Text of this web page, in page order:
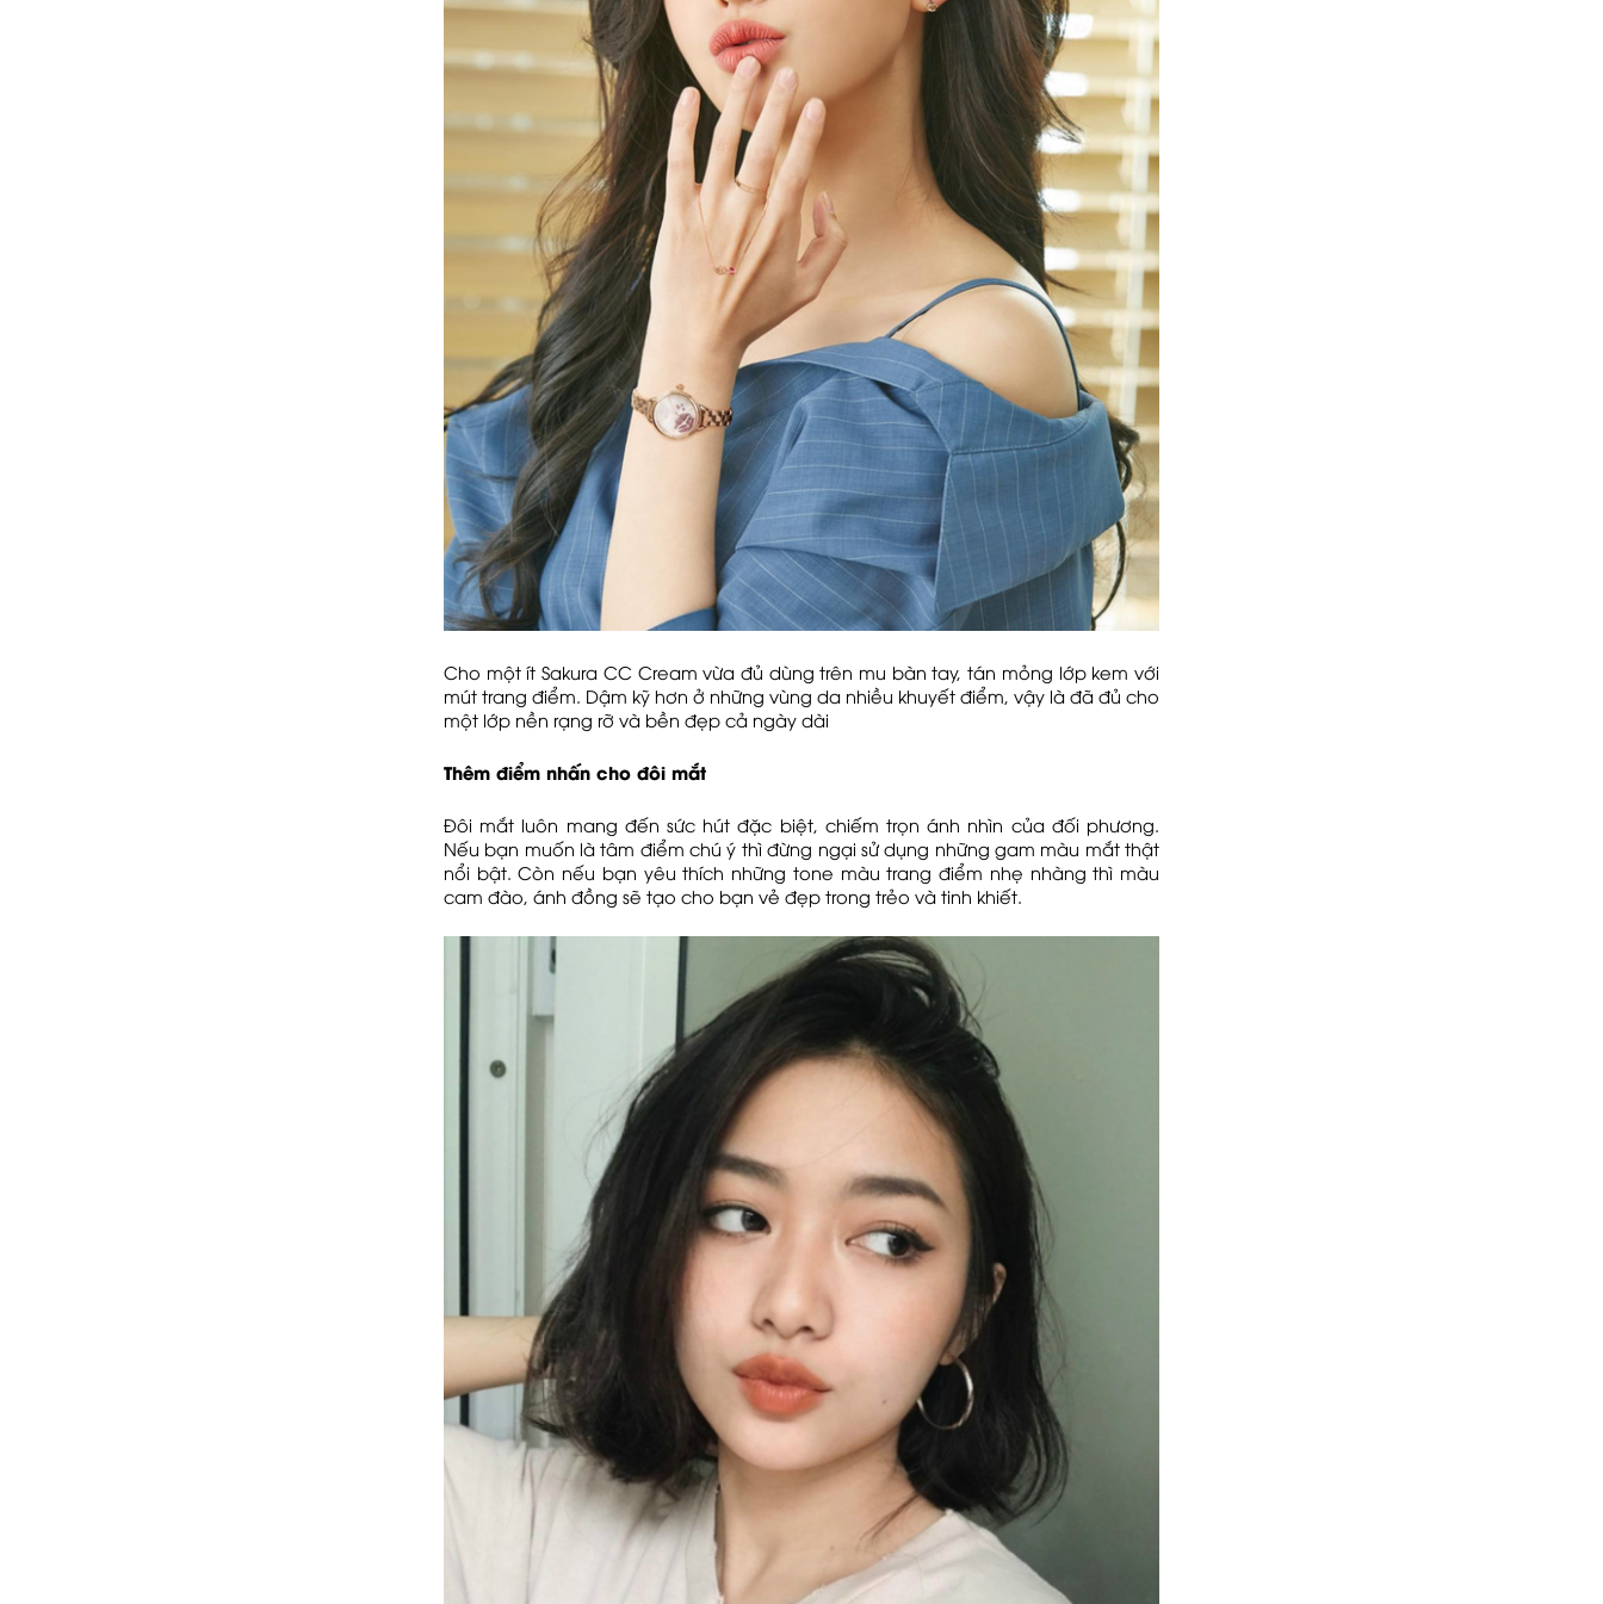
Cho một ít Sakura CC Cream vừa đủ dùng trên mu bàn tay, tán mỏng lớp kem với
mút trang điểm. Dậm kỹ hơn ở những vùng da nhiều khuyết điểm, vậy là đã đủ cho
một lớp nền rạng rỡ và bền đẹp cả ngày dài
Thêm điểm nhấn cho đôi mắt
Đôi mắt luôn mang đến sức hút đặc biệt, chiếm trọn ánh nhìn của đối phương.
Nếu bạn muốn là tâm điểm chú ý thì đừng ngại sử dụng những gam màu mắt thật
nổi bật. Còn nếu bạn yêu thích những tone màu trang điểm nhẹ nhàng thì màu
cam đào, ánh đồng sẽ tạo cho bạn vẻ đẹp trong trẻo và tinh khiết.